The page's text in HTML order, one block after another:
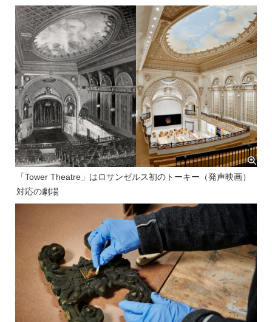
「Tower Theatre」はロサンゼルス初のトーキー（発声映画）
対応の劇場